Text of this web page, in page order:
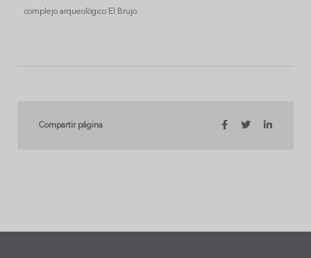
complejo arqueológico El Brujo.
Compartir página